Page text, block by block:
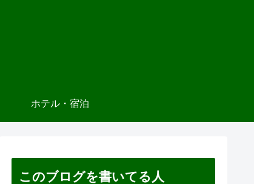
ホテル・宿泊
このブログを書いてる人